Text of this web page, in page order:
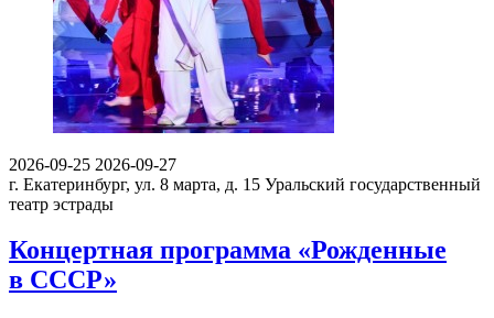
2026-09-25 2026-09-27
г. Екатеринбург, ул. 8 марта, д. 15 Уральский государственный
театр эстрады
Концертная программа «Рожденные
в СССР»